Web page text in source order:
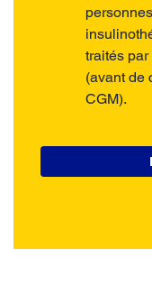
traités
(avant de
CGM).